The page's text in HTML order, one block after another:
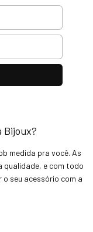
Bijoux?
medida pra você. As
qualidade, e com todo
o seu acessório com a